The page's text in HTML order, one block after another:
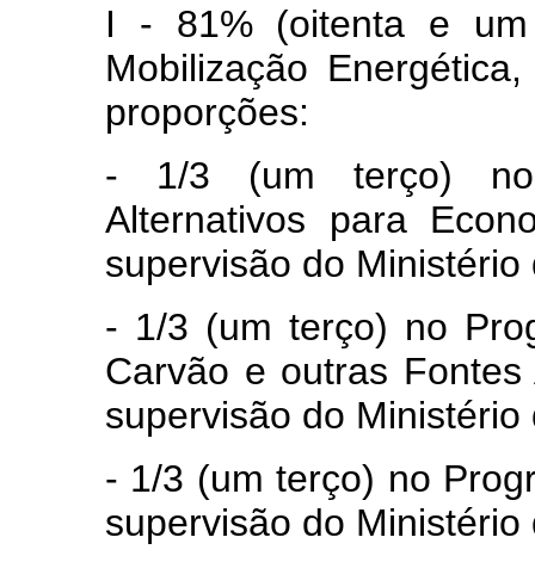
I - 81% (oitenta e
Mobilização
proporções:
- 1/3 (um terço) no
Alternativos para
supervisão do
- 1/3 (um terço) no
Carvão e outras
supervisão do
- 1/3 (um terço) no
supervisão do